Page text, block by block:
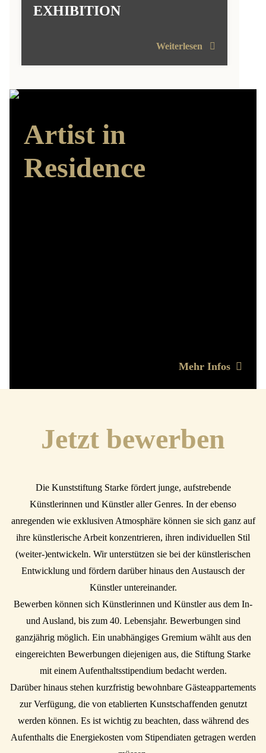
EXHIBITION
Weiterlesen
Artist in
Residence
Mehr Infos
Jetzt bewerben
Die Kunststiftung Starke fördert junge, aufstrebende
Künstlerinnen und Künstler aller Genres. In der ebenso
anregenden wie exklusiven Atmosphäre können sie sich ganz auf
ihre künstlerische Arbeit konzentrieren, ihren individuellen Stil
(weiter-)entwickeln. Wir unterstützen sie bei der künstlerischen
Entwicklung und fördern darüber hinaus den Austausch der
Künstler untereinander.
Bewerben können sich Künstlerinnen und Künstler aus dem In-
und Ausland, bis zum 40. Lebensjahr. Bewerbungen sind
ganzjährig möglich. Ein unabhängiges Gremium wählt aus den
eingereichten Bewerbungen diejenigen aus, die Stiftung Starke
mit einem Aufenthaltsstipendium bedacht werden.
Darüber hinaus stehen kurzfristig bewohnbare Gästeappartements
zur Verfügung, die von etablierten Kunstschaffenden genutzt
werden können. Es ist wichtig zu beachten, dass während des
Aufenthalts die Energiekosten vom Stipendiaten getragen werden